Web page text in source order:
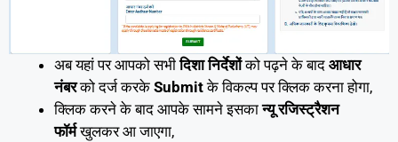
अब यहां पर आपको सभीदिशा निर्देशोंको पढ़ने के बाद आधार
नंबरको दर्ज करके Submitके विकल्प पर क्लिक करना होगा,
क्लिक करने के बाद आपके सामने इसकान्यू रजिस्ट्रैशन
फॉर्मखुलकर आ जाएगा,